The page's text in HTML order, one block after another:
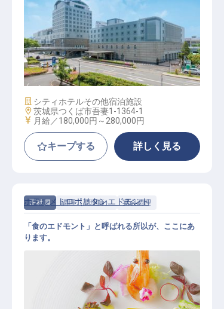
宴会調理
施設業態
シティホテルその他宿泊施設
勤務地
茨城県つくば市吾妻1-1364-1
給与
月給／180,000円～ 280,000円
キープする 詳しく見る
正社員 調理（調理師） 宴会調理
ホテルメトロポリタンエドモント
「食のエドモント」と呼ばれる所以が、ここにあ
ります。